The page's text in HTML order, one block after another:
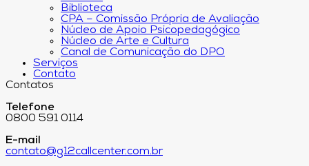
Biblioteca
CPA – Comissão Própria de Avaliação
Núcleo de Apoio Psicopedagógico
Núcleo de Arte e Cultura
Canal de Comunicação do DPO
Serviços
Contato
Contatos
Telefone
0800 591 0114
E-mail
contato@g12callcenter.com.br